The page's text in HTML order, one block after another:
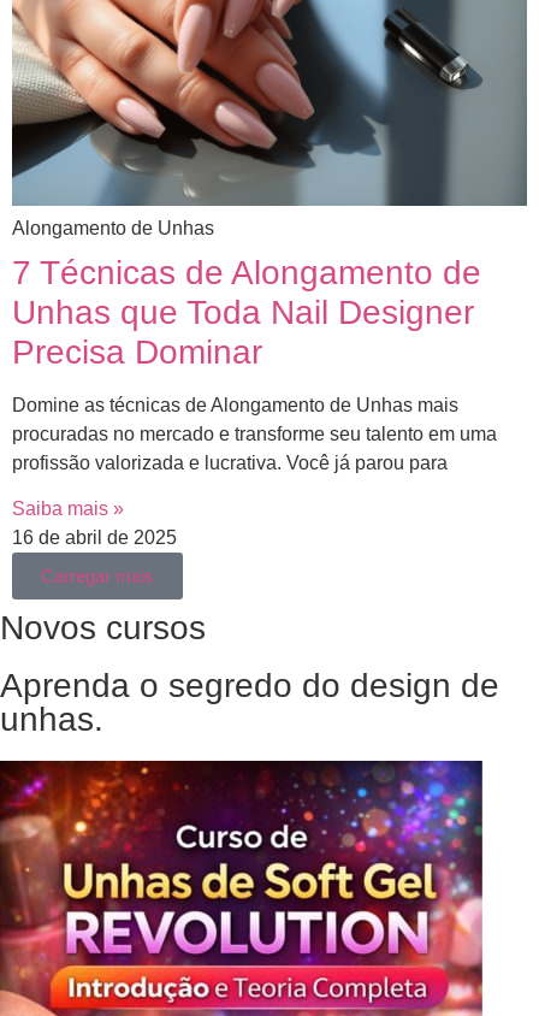
Alongamento de Unhas
7 Técnicas de Alongamento de
Unhas que Toda Nail Designer
Precisa Dominar
Domine as técnicas de Alongamento de Unhas mais
procuradas no mercado e transforme seu talento em uma
profissão valorizada e lucrativa. Você já parou para
Saiba mais »
16 de abril de 2025
Carregar mais
Novos cursos
Aprenda o segredo do design de
unhas.